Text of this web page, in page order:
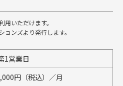
いただけます。
ンズより発行します。
1営業日
円（税込）／月